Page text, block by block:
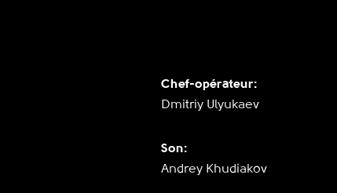
Chef-opérateur:
Dmitriy Ulyukaev
Son:
Andrey Khudiakov